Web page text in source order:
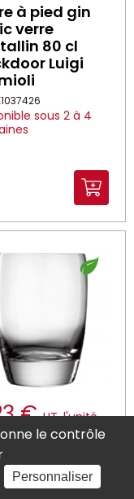
à pied gin
verre
80 cl
Luigi
sous 2 à 4
€HT l'unité
par 6
€ HT
forme
verre
le contrôle
Personnaliser